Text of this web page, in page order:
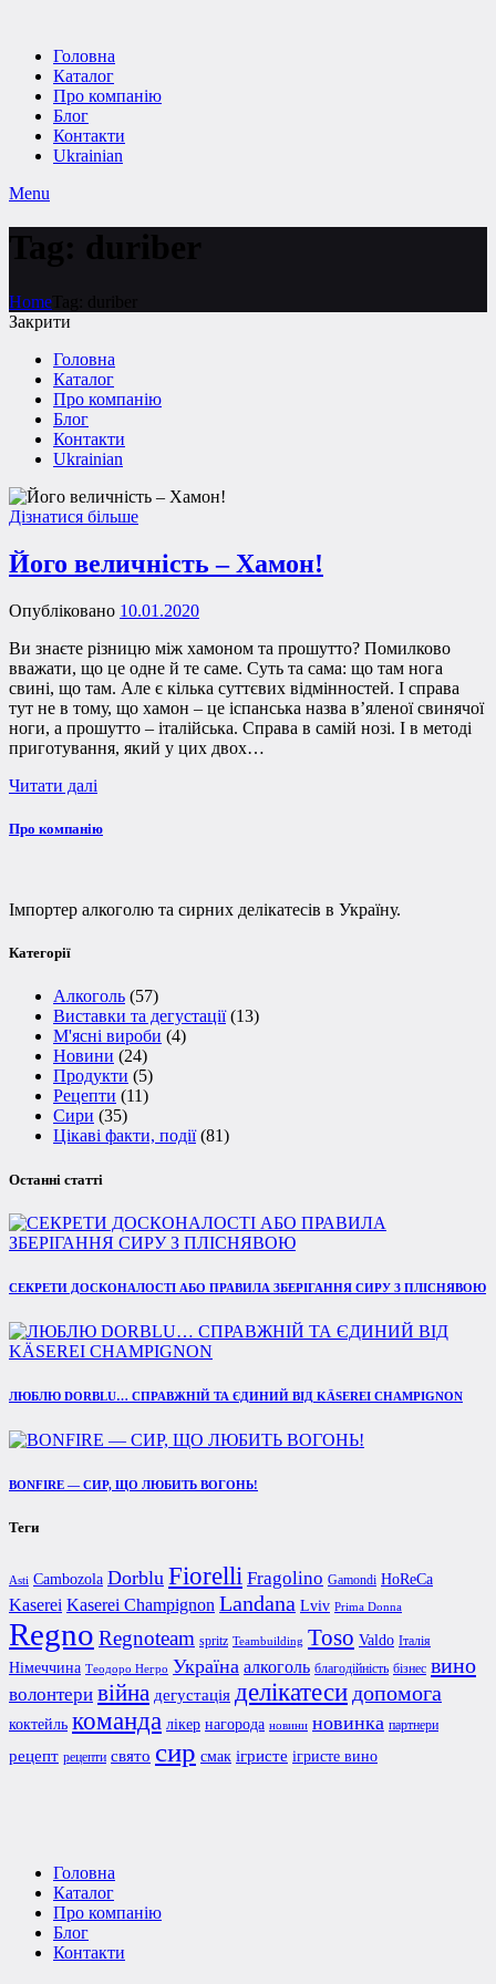
Головна
Каталог
Про компанію
Блог
Контакти
Ukrainian
Menu
Tag: duriber
Home Tag: duriber
Закрити
Головна
Каталог
Про компанію
Блог
Контакти
Ukrainian
Дізнатися більше
Його величність – Хамон!
Опубліковано 10.01.2020
Ви знаєте різницю між хамоном та прошутто? Помилково
вважати, що це одне й те саме. Суть та сама: що там нога
свині, що там. Але є кілька суттєвих відмінностей. І справа
тут не в тому, що хамон – це іспанська назва в’яленої свинячої
ноги, а прошутто – італійська. Справа в самій нозі. І в методі
приготування, який у цих двох…
Читати далі
Про компанію
Імпортер алкоголю та сирних делікатесів в Україну.
Категорії
Алкоголь (57)
Виставки та дегустації(13)
М'ясні вироби (4)
Новини (24)
Продукти (5)
Рецепти (11)
Сири (35)
Цікаві факти, події(81)
Останні статті
СЕКРЕТИ ДОСКОНАЛОСТІ АБО ПРАВИЛА ЗБЕРІГАННЯ СИРУ З ПЛІСНЯВОЮ
ЛЮБЛЮ DORBLU… СПРАВЖНІЙ ТА ЄДИНИЙ ВІД KÄSEREI CHAMPIGNON
BONFIRE — СИР, ЩО ЛЮБИТЬ ВОГОНЬ!
Теги
Asti Cambozola Dorblu Fiorelli Fragolino Gamondi HoReCa
Kaserei Kaserei Champignon Landana Lviv Prima Donna
Regno Regnoteam spritz Teambuilding Toso Valdo Італія
Німеччина Теодоро Негро Україна алкоголь благодійність бізнес вино
волонтери війна дегустація делікатеси допомога
коктейль команда лікер нагорода новини новинка партнери
рецепт рецепти свято сир смак ігристе ігристе вино
Головна
Каталог
Про компанію
Блог
Контакти